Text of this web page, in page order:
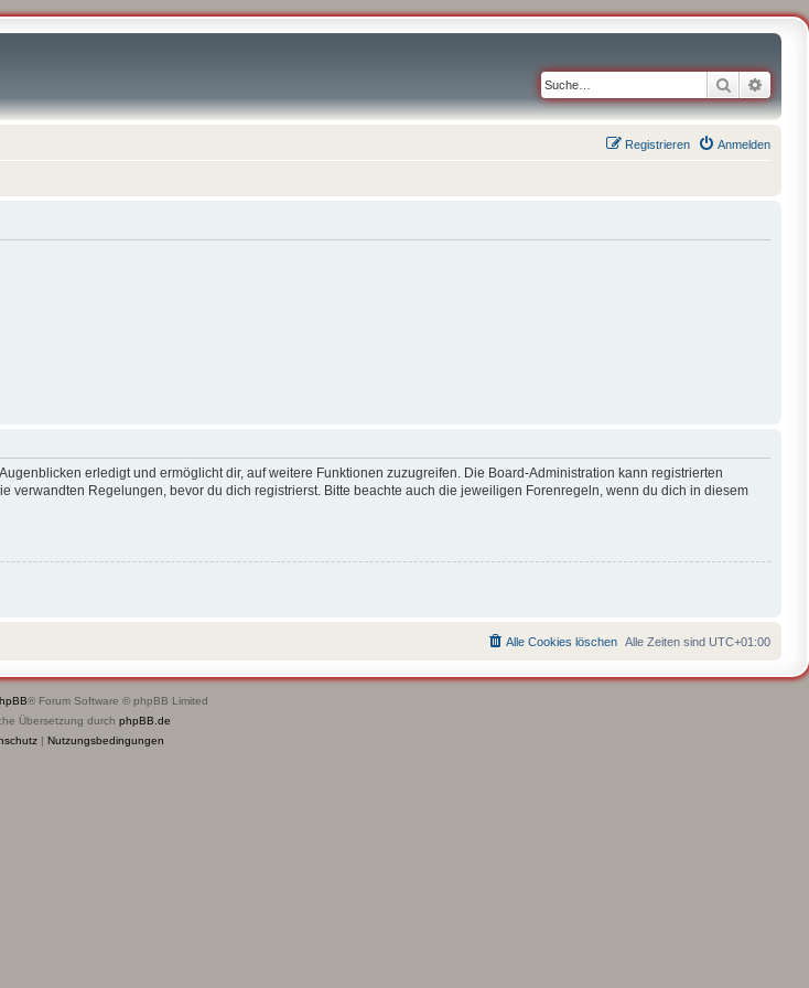
Suche
Anmelden
Registrieren
erledigt und ermöglicht dir, auf weitere Funktionen zuzugreifen. Die Board-Administration kann registrierten
Regelungen, bevor du dich registrierst. Bitte beachte auch die jeweiligen Forenregeln, wenn du dich in diesem
Alle Zeiten sind UTC+01:00
Alle Cookies löschen
® Forum Software © phpBB Limited
Übersetzung durch phpBB.de
| Nutzungsbedingungen